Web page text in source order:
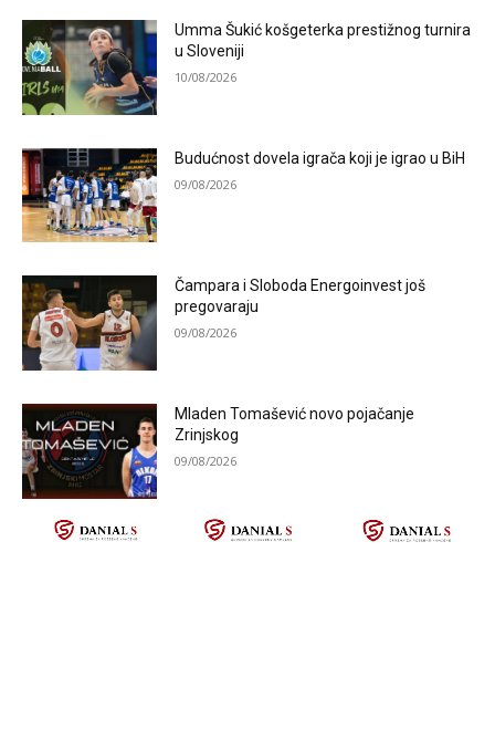
Umma Šukić košgeterka prestižnog turnira
u Sloveniji
10/08/2026
Budućnost dovela igrača koji je igrao u BiH
09/08/2026
Čampara i Sloboda Energoinvest još
pregovaraju
09/08/2026
Mladen Tomašević novo pojačanje
Zrinjskog
09/08/2026